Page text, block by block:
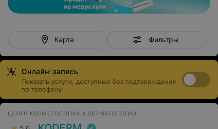
Карта Фильтры
Онлайн-запись
Показать услуги, доступные без подтверждения
по телефону
ЦЕНТР КОСМЕТОЛОГИИ И ДЕРМАТОЛОГИИ